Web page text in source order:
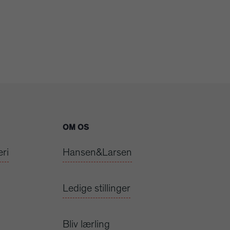
OM OS
Hansen&Larsen
Ledige stillinger
Bliv lærling